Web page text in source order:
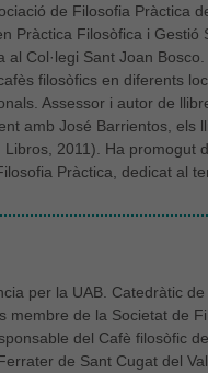
de Filosofia Pràctica
Pràctica Filosòfica i
al Col·legi Sant Joan
filosòfics en diferents
Assessor i autor de
amb José Barrientos, els
Libros, 2011). Ha promogut
Pràctica, dedicat al
per la UAB. Catedràtic
de la Societat de
del Cafè filosòfic
de Sant Cugat del
són
per al
web.
Per a
Per